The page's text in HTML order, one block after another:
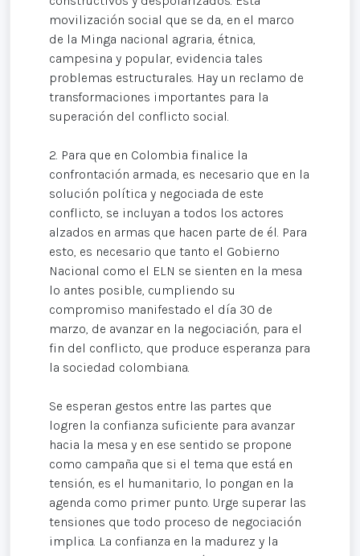
movilización social que se da, en el marco
de la Minga nacional agraria, étnica,
campesina y popular, evidencia tales
problemas estructurales. Hay un reclamo de
transformaciones importantes para la
superación del conflicto social.
2. Para que en Colombia finalice la
confrontación armada, es necesario que en la
solución política y negociada de este
conflicto, se incluyan a todos los actores
alzados en armas que hacen parte de él. Para
esto, es necesario que tanto el Gobierno
Nacional como el ELN se sienten en la mesa
lo antes posible, cumpliendo su
compromiso manifestado el día 30 de
marzo, de avanzar en la negociación, para el
fin del conflicto, que produce esperanza para
la sociedad colombiana.
Se esperan gestos entre las partes que
logren la confianza suficiente para avanzar
hacia la mesa y en ese sentido se propone
como campaña que si el tema que está en
tensión, es el humanitario, lo pongan en la
agenda como primer punto. Urge superar las
tensiones que todo proceso de negociación
implica. La confianza en la madurez y la